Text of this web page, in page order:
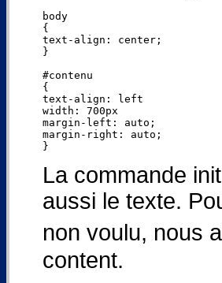
body
{
text-align: center;
}
#contenu
{
text-align: left
width: 700px
margin-left: auto;
margin-right: auto;
La commande
aussi le texte.
non voulu, nous
content.